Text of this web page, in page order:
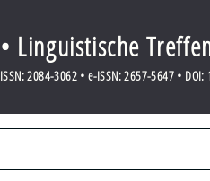
• Linguistische
ISSN: 2084-3062 • e-ISSN: 2657-5647 •